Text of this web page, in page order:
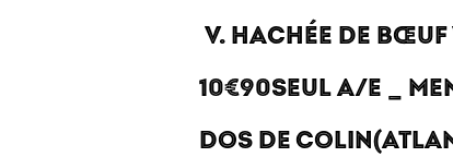
V. HACHÉE DE BŒUF
10€90SEUL A/E _
DOS DE